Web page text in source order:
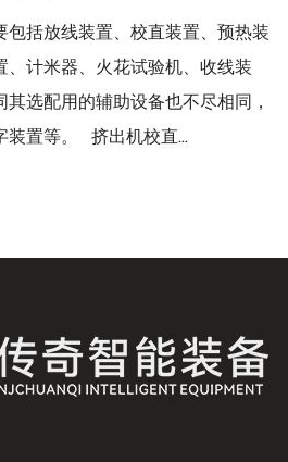
包括放线装置、校直装置、预热装
计米器、火花试验机、收线装
选配用的辅助设备也不尽相同，
装置等。 挤出机校直...